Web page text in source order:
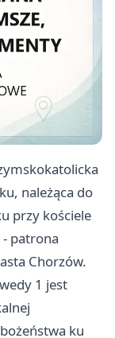
należąca do
przy kościele
patrona
Chorzów.
1 jest
ku